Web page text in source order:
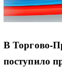
В Торгово-
поступило